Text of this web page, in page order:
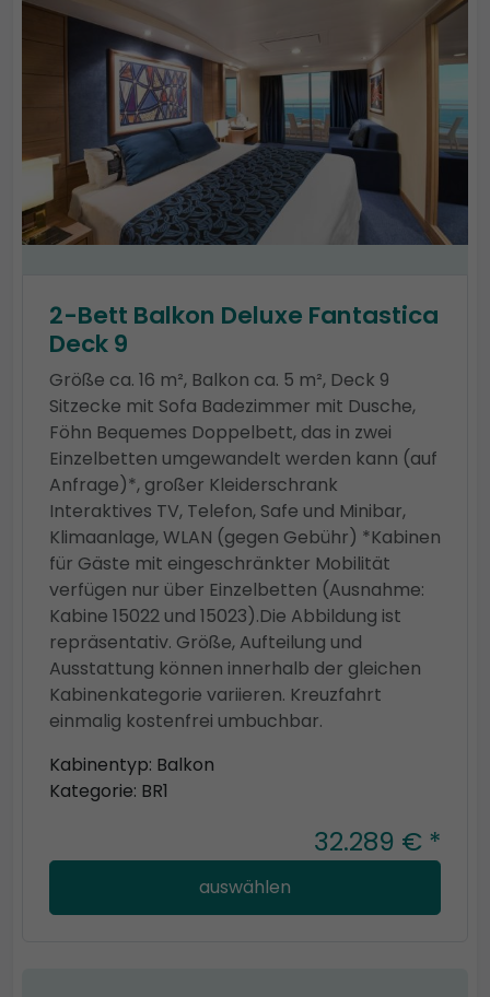
2-Bett Balkon Deluxe Fantastica
Deck 9
Größe ca. 16 m², Balkon ca. 5 m², Deck 9
Sitzecke mit Sofa Badezimmer mit Dusche,
Föhn Bequemes Doppelbett, das in zwei
Einzelbetten umgewandelt werden kann (auf
Anfrage)*, großer Kleiderschrank
Interaktives TV, Telefon, Safe und Minibar,
Klimaanlage, WLAN (gegen Gebühr) *Kabinen
für Gäste mit eingeschränkter Mobilität
verfügen nur über Einzelbetten (Ausnahme:
Kabine 15022 und 15023).Die Abbildung ist
repräsentativ. Größe, Aufteilung und
Ausstattung können innerhalb der gleichen
Kabinenkategorie variieren. Kreuzfahrt
einmalig kostenfrei umbuchbar.
Kabinentyp: Balkon
Kategorie: BR1
32.289 € *
auswählen